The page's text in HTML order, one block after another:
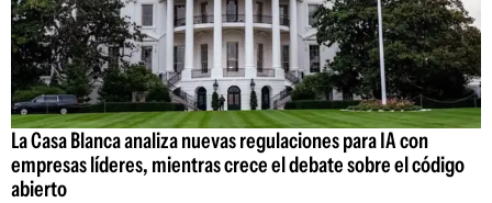
La Casa Blanca analiza nuevas regulaciones para IA con
empresas líderes, mientras crece el debate sobre el código
abierto